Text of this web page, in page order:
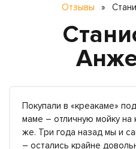
Отзывы »
Покупали в «креакаме»
маме – отличную мойку на
же. Три года назад мы и
– остались крайне